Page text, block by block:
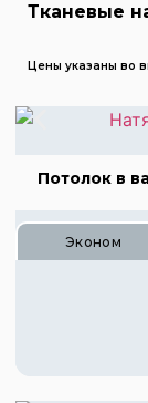
Тканевые
Цены указаны во
Потолок в
Эконом